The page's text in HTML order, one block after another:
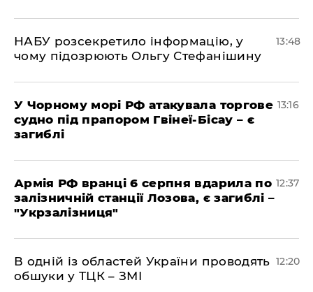
НАБУ розсекретило інформацію, у
чому підозрюють Ольгу Стефанішину
13:48
У Чорному морі РФ атакувала торгове
судно під прапором Гвінеї-Бісау – є
загиблі
13:16
Армія РФ вранці 6 серпня вдарила по
залізничній станції Лозова, є загиблі –
"Укрзалізниця"
12:37
В одній із областей України проводять
обшуки у ТЦК – ЗМІ
12:20